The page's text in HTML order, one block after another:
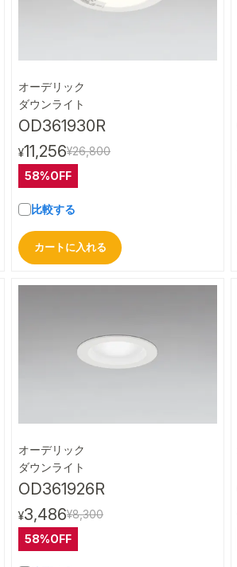
オーデリック
ダウンライト
OD361930R
¥11,256¥26,800
58%OFF
比較する
カートに入れる
オーデリック
ダウンライト
OD361926R
¥3,486¥8,300
58%OFF